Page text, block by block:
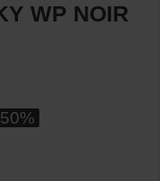
WP NOIR